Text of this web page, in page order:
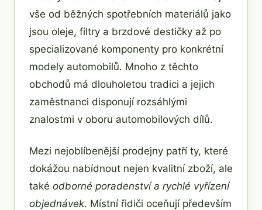
vše od běžných spotřebních materiálů jako
jsou oleje, filtry a brzdové destičky až po
specializované komponenty pro konkrétní
modely automobilů. Mnoho z těchto
obchodů má dlouholetou tradici a jejich
zaměstnanci disponují rozsáhlými
znalostmi v oboru automobilových dílů.
Mezi nejoblíbenější prodejny patří ty, které
dokážou nabídnout nejen kvalitní zboží, ale
také odborné poradenství a rychlé vyřízení
objednávek. Místní řidiči oceňují především